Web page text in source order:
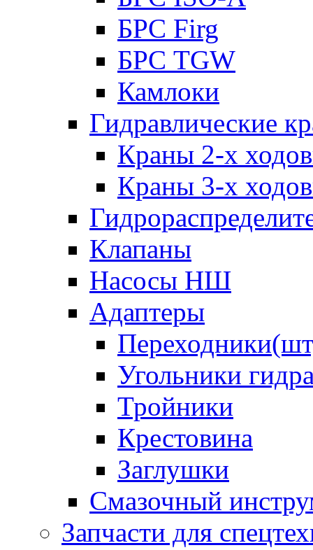
БРС Firg
БРС TGW
Камлоки
Гидравлические
Краны 2-х
Краны 3-х
Клапаны
Насосы НШ
Адаптеры
Угольники
Тройники
Крестовина
Заглушки
Смазочный
Запчасти для